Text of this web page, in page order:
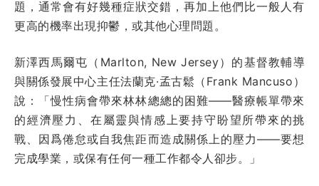
題，通常會有好幾種症狀交錯，再加上他們比一般人有
更高的機率出現抑鬱，或其他心理問題。
新澤西馬爾屯（Marlton, New Jersey）的基督教輔導
與關係發展中心主任法蘭克·孟古鬆（Frank Mancuso）
說：「慢性病會帶來林林總總的困難——醫療帳單帶來
的經濟壓力、在屬靈與情感上要持守盼望所帶來的挑
戰、因爲倦怠或自我焦距而造成關係上的壓力——要想
完成學業，或保有任何一種工作都令人卻步。」